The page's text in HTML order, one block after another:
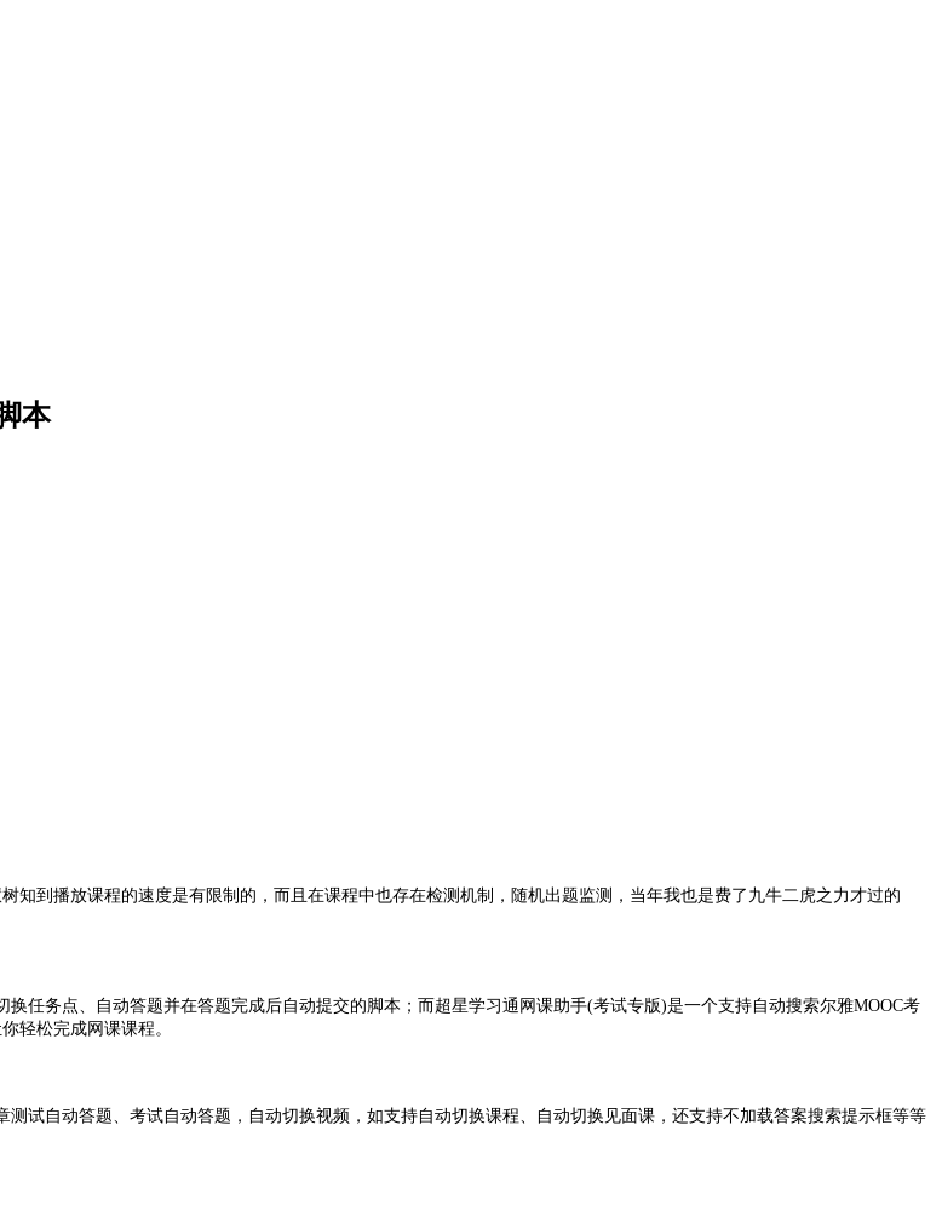
本
到播放课程的速度是有限制的，而且在课程中也存在检测机制，随机出题监测，当年我也是费了九牛二虎之力才过的
任务点、自动答题并在答题完成后自动提交的脚本；而超星学习通网课助手(考试专版)是一个支持自动搜索尔雅MOOC考
轻松完成网课课程。
试自动答题、考试自动答题，自动切换视频，如支持自动切换课程、自动切换见面课，还支持不加载答案搜索提示框等等